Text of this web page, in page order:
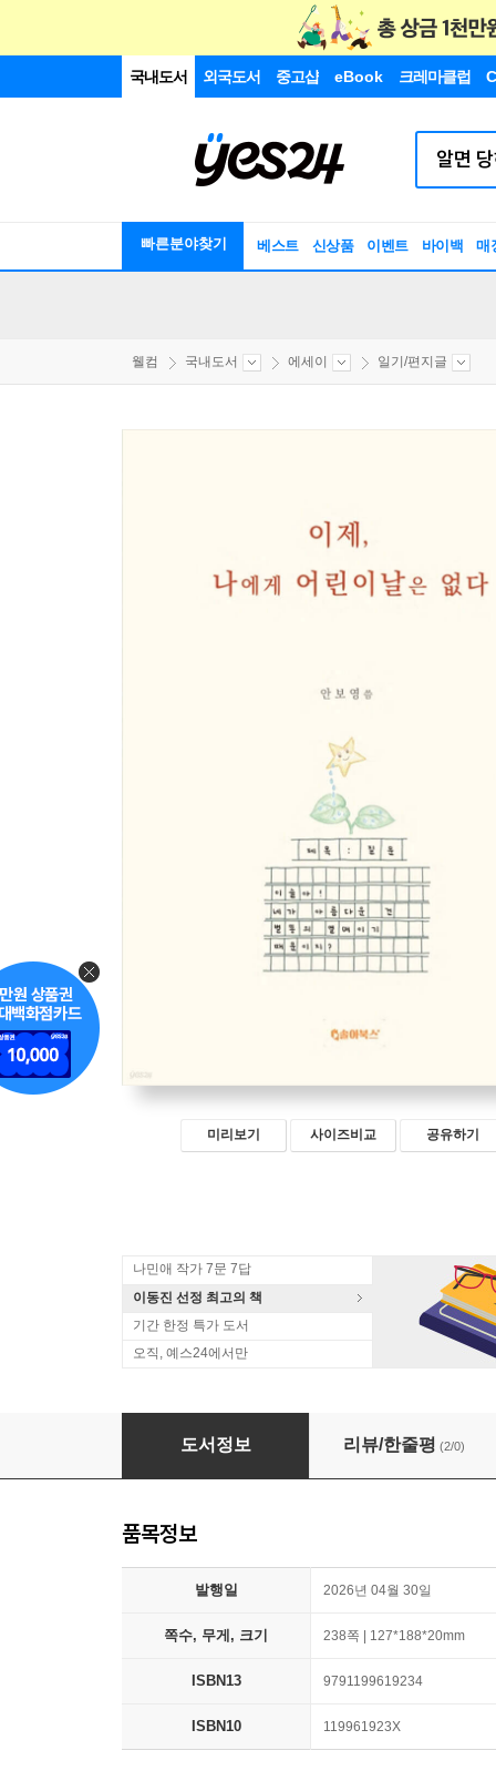
국내도서 외국도서 중고샵 eBook 크레마클럽
빠른분야찾기 베스트 신상품 이벤트 바이백 매
웰컴 국내도서 에세이 일기/편지글
미리보기 사이즈비교 공유하기
나민애 작가 7문 7답
이동진 선정 최고의 책
기간 한정 특가 도서
오직, 예스24에서만
이제, 나에게 어린이날은 없다
도서정보 리뷰/한줄평 (2/0)
품목정보
발행일 2026년 04월 30일
쪽수, 무게, 크기 238쪽 | 127*188*20mm
ISBN13 9791199619234
ISBN10 119961923X